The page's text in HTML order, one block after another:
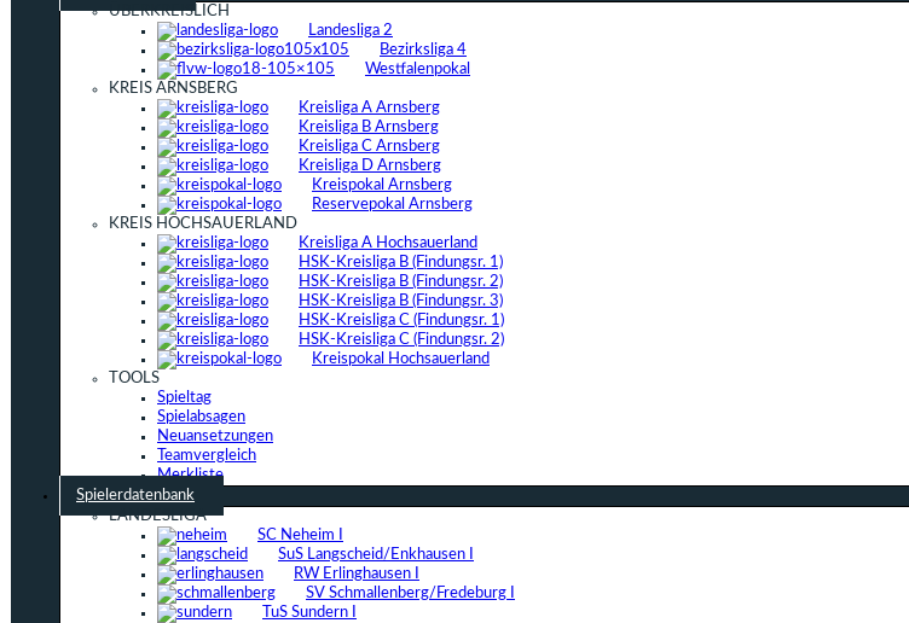
ÜBERKREISLICH
Landesliga 2
Bezirksliga 4
Westfalenpokal
KREIS ARNSBERG
Kreisliga A Arnsberg
Kreisliga B Arnsberg
Kreisliga C Arnsberg
Kreisliga D Arnsberg
Kreispokal Arnsberg
Reservepokal Arnsberg
KREIS HOCHSAUERLAND
Kreisliga A Hochsauerland
HSK-Kreisliga B (Findungsr. 1)
HSK-Kreisliga B (Findungsr. 2)
HSK-Kreisliga B (Findungsr. 3)
HSK-Kreisliga C (Findungsr. 1)
HSK-Kreisliga C (Findungsr. 2)
Kreispokal Hochsauerland
TOOLS
Spieltag
Spielabsagen
Neuansetzungen
Teamvergleich
Merkliste
Spielerdatenbank
LANDESLIGA
SC Neheim I
SuS Langscheid/Enkhausen I
RW Erlinghausen I
SV Schmallenberg/Fredeburg I
TuS Sundern I